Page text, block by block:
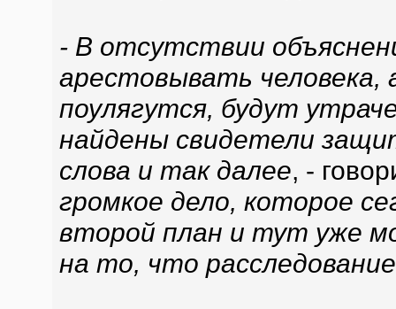
- В отсутствии
арестовывать
поулягутся, будут
найдены свидетели
слова и так далее, -
громкое дело, которое
второй план и тут уже
на то, что